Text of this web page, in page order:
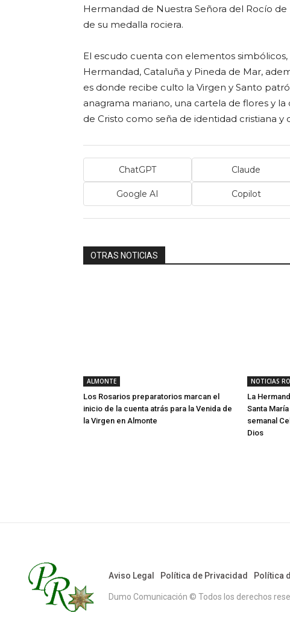
Hermandad de Nuestra Señora del Rocío
de su medalla rociera.
El escudo cuenta con elementos
Hermandad, Cataluña y Pineda de Mar,
es donde recibe culto la Virgen y Santo
anagrama mariano, una cartela de flores y
de Cristo como seña de identidad cristiana y
ChatGPT Claude
Google AI Copilot
OTRAS NOTICIAS
ALMONTE
Los Rosarios preparatorios marcan el
inicio de la cuenta atrás para la Venida de
la Virgen en Almonte
NOTICIAS
La
Santa
semanal
Dios
Aviso Legal Política de Privacidad Política
Dumo Comunicación © Todos los derechos